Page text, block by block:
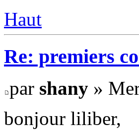
Haut
Re: premiers
par shany »
bonjour liliber,